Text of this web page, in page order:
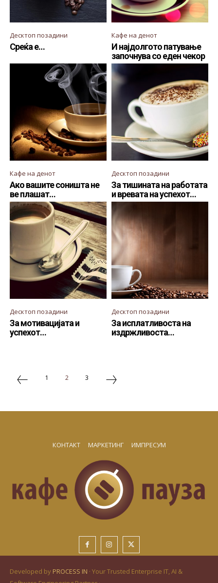
Десктоп позадини
Среќа е…
Кафе на денот
И најдолгото патување
започнува со еден чекор
Кафе на денот
Ако вашите соништа не
ве плашат…
Десктоп позадини
За тишината на работата
и вревата на успехот…
Десктоп позадини
За мотивацијата и
успехот…
Десктоп позадини
За исплатливоста на
издржливоста…
1 2 3
КОНТАКТ МАРКЕТИНГ ИМПРЕСУМ
Developed by PROCESS IN · Your Trusted Enterprise IT, AI &